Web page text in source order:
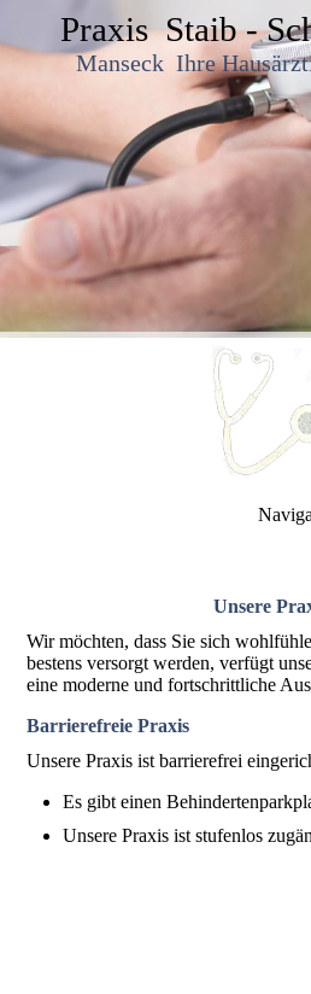
Praxis Staib -
Manseck Ihre
Unsere
Wir möchten, dass Sie sich
bestens versorgt werden, verfügt
eine moderne und fortschrittliche
Barrierefreie Praxis
Unsere Praxis ist barrierefrei
Es gibt einen
Unsere Praxis ist stufenlos